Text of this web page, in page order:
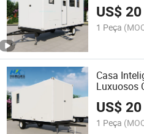
US$
1 Peça
Casa
Luxuosos
Modular
US$
1 Peça